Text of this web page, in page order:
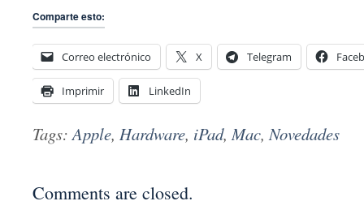
Comparte esto:
Correo electrónico X Telegram
Imprimir LinkedIn
Tags:Apple, Hardware, iPad,Mac,Novedades
Comments are closed.